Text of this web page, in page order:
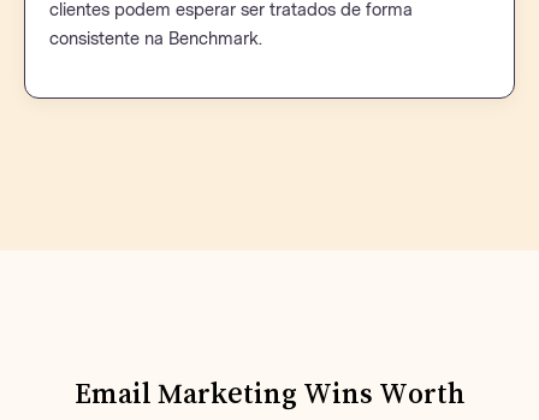
clientes podem esperar ser tratados de forma
consistente na Benchmark.
Email Marketing Wins Worth